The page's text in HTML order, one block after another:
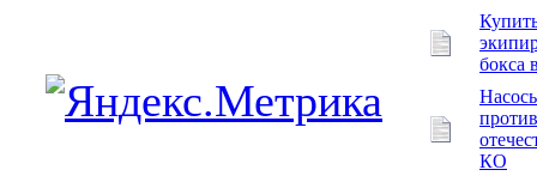
бокса
против
КО